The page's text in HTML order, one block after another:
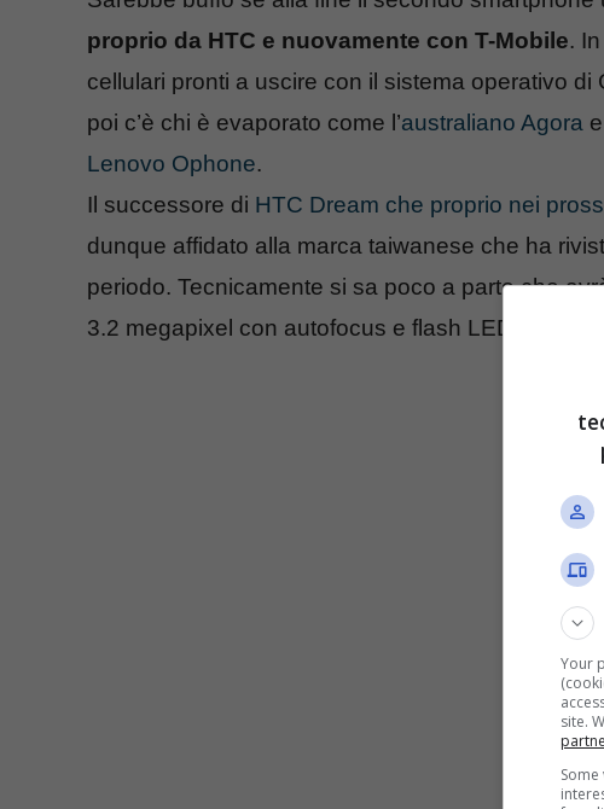
proprio da HTC e nuovamente con T-Mobile.
cellulari pronti a uscire con il sistema operativo
poi c’è chi è evaporato come l’australiano Agora
Lenovo Ophone.
Il successore di HTC Dream che proprio nei
dunque affidato alla marca taiwanese che ha
periodo. Tecnicamente si sa poco a parte che
3.2 megapixel con autofocus e flash LED. Lo
Your
site.